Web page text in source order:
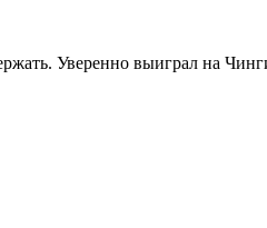
Уверенно выиграл на